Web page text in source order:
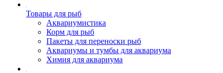
Товары для рыб
Аквариумистика
Корм для рыб
Пакеты для переноски рыб
Аквариумы и тумбы для аквариума
Химия для аквариума